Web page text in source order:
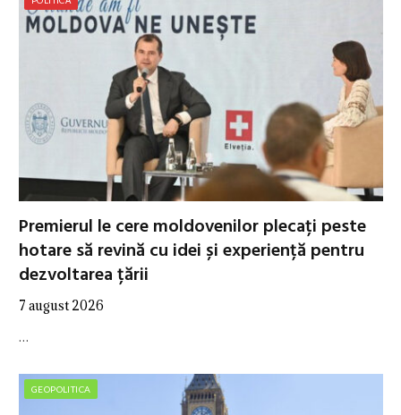
Premierul le cere moldovenilor plecați peste
hotare să revină cu idei și experiență pentru
dezvoltarea țării
7 august 2026
…
GEOPOLITICA